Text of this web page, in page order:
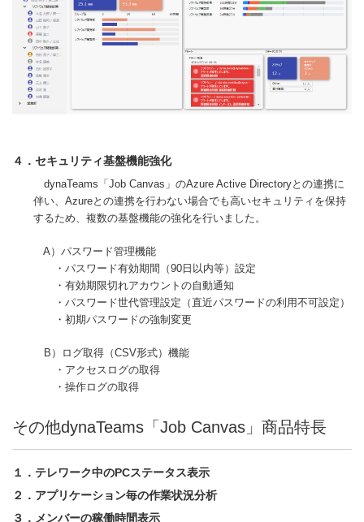
４．セキュリティ基盤機能強化
dynaTeams「Job Canvas」のAzure Active Directoryとの連携に
伴い、Azureとの連携を行わない場合でも高いセキュリティを保持
するため、複数の基盤機能の強化を行いました。
A）パスワード管理機能
・パスワード有効期間（90日以内等）設定
・有効期限切れアカウントの自動通知
・パスワード世代管理設定（直近パスワードの利用不可設定）
・初期パスワードの強制変更
B）ログ取得（CSV形式）機能
・アクセスログの取得
・操作ログの取得
その他dynaTeams「Job Canvas」商品特長
１．テレワーク中のPCステータス表示
２．アプリケーション毎の作業状況分析
３．メンバーの稼働時間表示